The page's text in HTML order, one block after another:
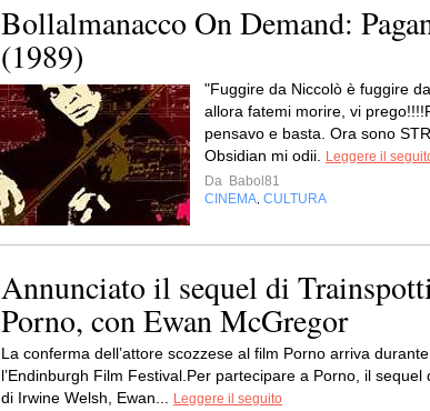
Bollalmanacco On Demand:
(1989)
"Fuggire da Niccolò è fuggire
allora fatemi morire, vi
pensavo e basta. Ora sono
Obsidian mi odii.
Leggere il
Da Babol81
CINEMA CULTURA
Annunciato il sequel di
Porno, con Ewan McGregor
La conferma dell’attore scozzese al film Porno arriva durante
l’Endinburgh Film Festival.Per partecipare a Porno, il sequel
di Irwine Welsh, Ewan...
Leggere il seguito